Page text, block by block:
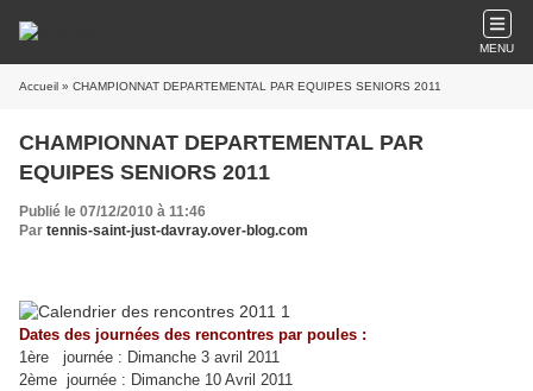
MENU
Accueil » CHAMPIONNAT DEPARTEMENTAL PAR EQUIPES SENIORS 2011
CHAMPIONNAT DEPARTEMENTAL PAR
EQUIPES SENIORS 2011
Publié le 07/12/2010 à 11:46
Par tennis-saint-just-davray.over-blog.com
Dates des journées des rencontres par poules :
1ère journée : Dimanche 3 avril 2011
2ème journée : Dimanche 10 Avril 2011